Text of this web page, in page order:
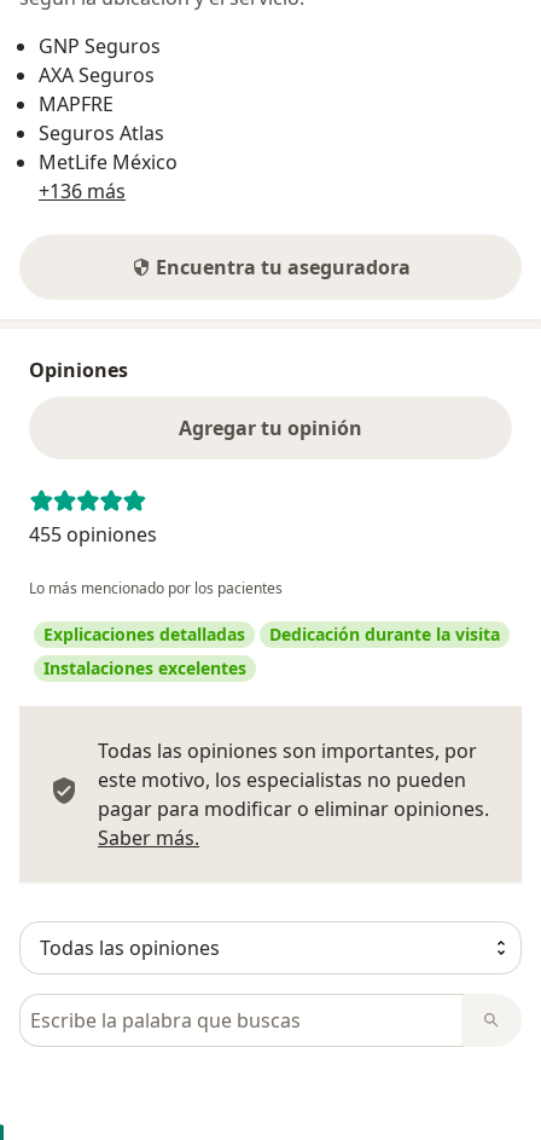
GNP Seguros
AXA Seguros
MAPFRE
Seguros Atlas
MetLife México
+136 más
Encuentra tu aseguradora
Opiniones
Agregar tu opinión
455 opiniones
Lo más mencionado por los pacientes
Explicaciones detalladas
Dedicación durante la visita
Instalaciones excelentes
Todas las opiniones son importantes, por
este motivo, los especialistas no pueden
pagar para modificar o eliminar opiniones.
Saber más.
Busca en opiniones